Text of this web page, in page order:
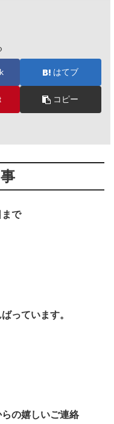
はてブ
コピー
まで
っています。
の嬉しいご連絡